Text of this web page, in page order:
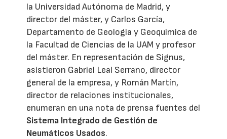
la Universidad Autónoma de Madrid, y
director del máster, y Carlos García,
Departamento de Geología y Geoquímica de
la Facultad de Ciencias de la UAM y profesor
del máster. En representación de Signus,
asistieron Gabriel Leal Serrano, director
general de la empresa, y Román Martín,
director de relaciones institucionales,
enumeran en una nota de prensa fuentes del
Sistema Integrado de Gestión de
Neumáticos Usados.